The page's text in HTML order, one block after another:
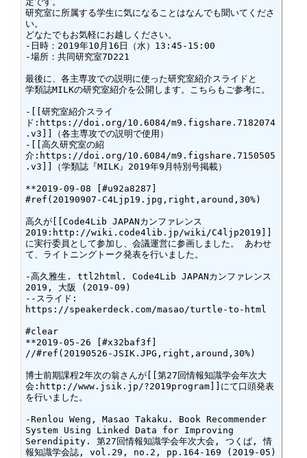
研究室に所属する学生に気になることはなんでも聞いてくださ
い。
どなたでもお気軽にお越しください。
-日時：2019年10月16日（水）13:45-15:00
-場所：共同研究室7D221
最後に、各主専攻での説明に使った研究室紹介スライドと
学類誌MILKの研究室紹介を公開します。こちらもご参考に。
-[[研究室紹介スライ
ド:https://doi.org/10.6084/m9.figshare.7182074
.v3]]（各主専攻での説明で使用）
-[[高久研究室の紹
介:https://doi.org/10.6084/m9.figshare.7150505
.v3]]（学類誌『MILK』2019年9月特別号掲載）
**2019-09-08 [#u92a8287]
#ref(20190907-C4Ljp19.jpg,right,around,30%)
高久が[[Code4Lib JAPANカンファレンス
2019:http://wiki.code4lib.jp/wiki/C4ljp2019]]
に実行委員として参加し、会議運営に参画しました。 あわせ
て、ライトニングトーク発表を行いました。
-高久雅生. ttl2html. Code4Lib JAPANカンファレンス
2019, 大阪 (2019-09)
--スライド:
https://speakerdeck.com/masao/turtle-to-html
#clear
**2019-05-26 [#x32baf3f]
//#ref(20190526-JSIK.JPG,right,around,30%)
博士前期課程2年次の翁さんが[[第27回情報知識学会年次大
会:http://www.jsik.jp/?2019program]]にて口頭発表
を行いました。
-Renlou Weng, Masao Takaku. Book Recommender
System Using Linked Data for Improving
Serendipity. 第27回情報知識学会年次大会, つくば, 情
報知識学会誌, vol.29, no.2, pp.164-169 (2019-05)